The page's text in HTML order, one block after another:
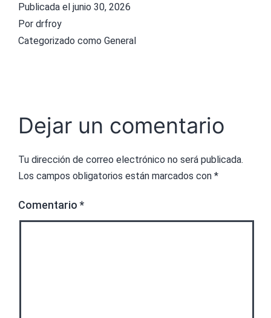
Publicada el junio 30, 2026
Por drfroy
Categorizado como General
Dejar un comentario
Tu dirección de correo electrónico no será publicada.
Los campos obligatorios están marcados con *
Comentario *